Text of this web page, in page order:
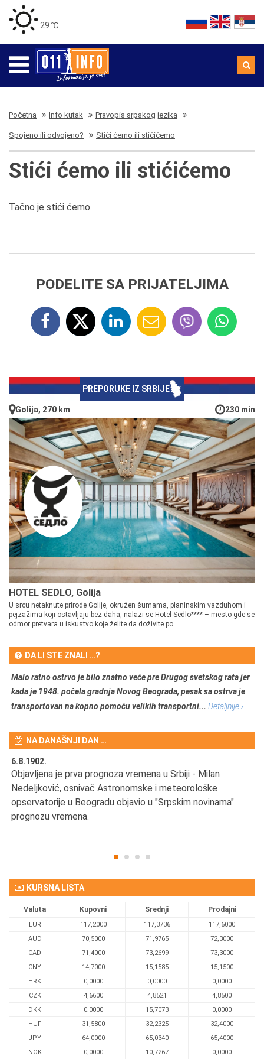
29 ℃
Početna Info kutak Pravopis srpskog jezika
Spojeno ili odvojeno? Stići ćemo ili stićićemo
Stići ćemo ili stićićemo
Tačno je stići ćemo.
PODELITE SA PRIJATELJIMA
PREPORUKE IZ SRBIJE
Golija, 270 km 230 min
HOTEL SEDLO, Golija
U srcu netaknute prirode Golije, okružen šumama, planinskim vazduhom i
pejzažima koji ostavljaju bez daha, nalazi se Hotel Sedlo**** – mesto gde se
odmor pretvara u iskustvo koje želite da doživite po...
DA LI STE ZNALI …?
Malo ratno ostrvo je bilo znatno veće pre Drugog svetskog rata jer
kada je 1948. počela gradnja Novog Beograda, pesak sa ostrva je
transportovan na kopno pomoću velikih transportni... Detaljnije ›
NA DANAŠNJI DAN …
6.8.1902.
Objavljena je prva prognoza vremena u Srbiji - Milan
Nedeljković, osnivač Astronomske i meteorološke
opservatorije u Beogradu objavio u "Srpskim novinama"
prognozu vremena.
KURSNA LISTA
Valuta Kupovni Srednji Prodajni
EUR 117,2000 117,3736
117,6000
AUD
70,5000 71,9765
72,3000
CAD
71,4000 73,2699
73,3000
CNY
14,7000 15,1585
15,1500
HRK
0,0000 0,0000
0,0000
CZK
4,6600 4,8521
4,8500
DKK
0.0000 15,7073
0,0000
HUF
31,5800 32,2325
32,4000
JPY
64,0000 65,0340
65,4000
NOK
0,0000 10,7267 0,0000